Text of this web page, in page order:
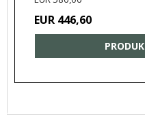
EUR 446,60